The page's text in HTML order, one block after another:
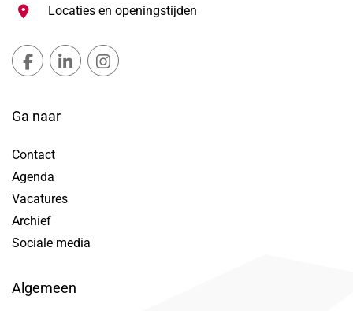
Locaties en openingstijden
Gemeente Lansingerland Facebook, opent in nieuw
Gemeente Lansingerland LinkedIn, opent in
Ga naar
Contact
Agenda
Vacatures
Archief
Sociale media
Algemeen